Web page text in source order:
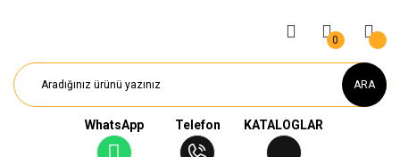
ARA
WhatsApp Telefon KATALOGLAR
0